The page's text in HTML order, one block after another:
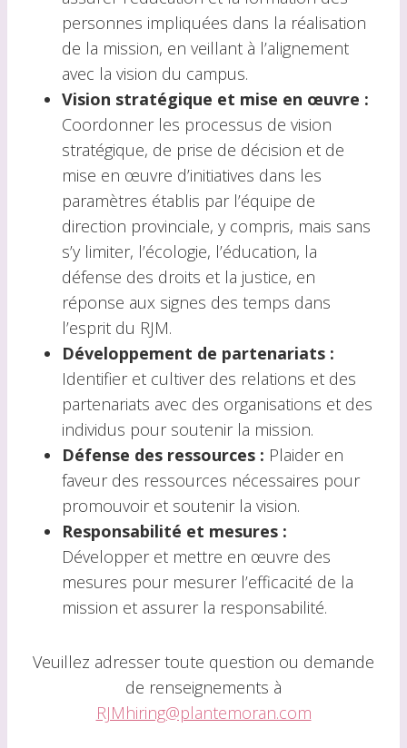
personnes impliquées dans la réalisation
de la mission, en veillant à l’alignement
avec la vision du campus.
Vision stratégique et mise en œuvre :
Coordonner les processus de vision
stratégique, de prise de décision et de
mise en œuvre d’initiatives dans les
paramètres établis par l’équipe de
direction provinciale, y compris, mais sans
s’y limiter, l’écologie, l’éducation, la
défense des droits et la justice, en
réponse aux signes des temps dans
l’esprit du RJM.
Développement de partenariats :
Identifier et cultiver des relations et des
partenariats avec des organisations et des
individus pour soutenir la mission.
Défense des ressources : Plaider en
faveur des ressources nécessaires pour
promouvoir et soutenir la vision.
Responsabilité et mesures :
Développer et mettre en œuvre des
mesures pour mesurer l’efficacité de la
mission et assurer la responsabilité.
Veuillez adresser toute question ou demande
de renseignements à
RJMhiring@plantemoran.com